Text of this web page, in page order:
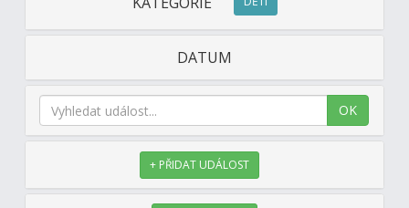
DATUM
OK
+ PŘIDAT UDÁLOST